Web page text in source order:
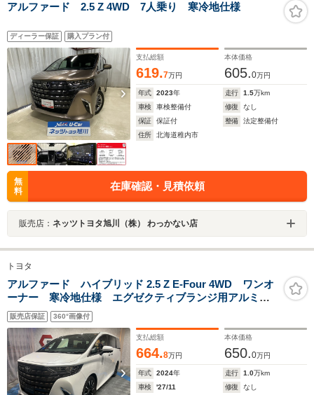
アルファード 2.5 Z 4WD 7人乗り 寒冷地仕様
ディーラー保証 購入プラン付
支払総額
619.7万円
本体価格
605.0万円
年式 2023年 走行 1.5万km
車検
車検整備付 修復
なし
保証
保証付 整備
法定整備付
住所
北海道稚内市
無
料
在庫確認・見積依頼
販売店： ネッツトヨタ旭川（株） わっかない店
トヨタ
アルファード ハイブリッド 2.5 Z E-Four 4WD ワンオ
ーナー 寒冷地仕様 エグゼクティブランジ用アルミホ
イール装着 冬タイヤ純正アルミホイール装着 13.2イン
チフリップダウンモニター 純正ディスプレイオーディ
オ パノラミックビューモニター
販売店保証 360°画像付
支払総額
664.8万円
本体価格
650.0万円
年式 2024年 走行 1.0万km
車検
'27/11 修復
なし